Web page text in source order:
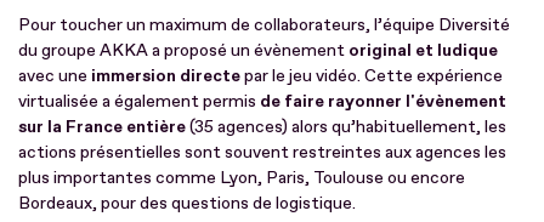
Pour toucher un maximum de collaborateurs, l’équipe Diversité
du groupe AKKA a proposé un évènement original et ludique
avec une immersion directepar le jeu vidéo. Cette expérience
virtualisée a également permis de faire rayonner l'évènement
sur la France entière(35 agences) alors qu’habituellement, les
actions présentielles sont souvent restreintes aux agences les
plus importantes comme Lyon, Paris, Toulouse ou encore
Bordeaux, pour des questions de logistique.